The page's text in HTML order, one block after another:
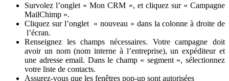
Survolez l’onglet « Mon CRM », et cliquez sur « Campagne
MailChimp ».
Cliquez sur l’onglet « nouveau » dans la colonne à droite de
l’écran.
Renseignez les champs nécessaires. Votre campagne doit
avoir un nom (nom interne à l’entreprise), un expéditeur et
une adresse email. Dans le champ « segment », sélectionnez
votre liste de contacts.
Assurez-vous que les fenêtres pop-up sont autorisées